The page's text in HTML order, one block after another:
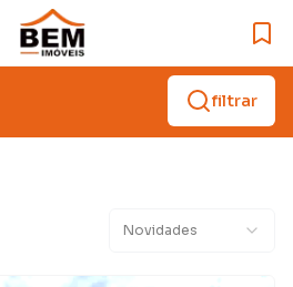
filtrar
Novidades